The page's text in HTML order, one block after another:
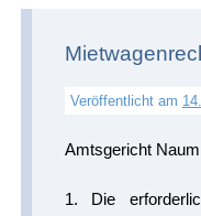
Veröffentlicht am
Amtsgericht
1. Die